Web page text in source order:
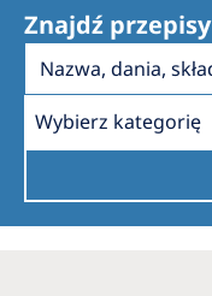
Germany
Israel
Italy
Poland
Znajdź przepisy
Wybierz kategorię